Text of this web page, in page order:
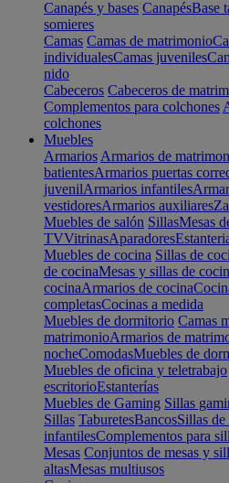
Canapés y bases CanapésBase
somieres
Camas Camas de matrimonio
individualesCamas juveniles
nido
Cabeceros Cabeceros de
Complementos para colchones
colchones
Muebles
Armarios Armarios de
batientesArmarios puertas
juvenilArmarios infantiles
vestidoresArmarios auxiliares
Muebles de salón SillasMesas
TVVitrinasAparadores
Muebles de cocina Sillas de
de cocinaMesas y sillas de
cocinaArmarios de cocina
completasCocinas a medida
Muebles de dormitorio Camas
matrimonioArmarios de
nocheComodasMuebles de
Muebles de oficina y teletrabajo
escritorioEstanterías
Muebles de Gaming Sillas
Sillas TaburetesBancosSillas
infantilesComplementos para
Mesas Conjuntos de mesas y
altasMesas multiusos